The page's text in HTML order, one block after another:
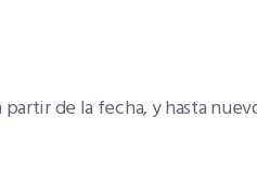
de la fecha, y hasta